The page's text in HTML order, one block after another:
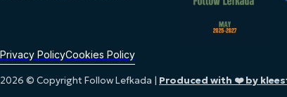
Privacy PolicyCookies Policy
2026 © Copyright Follow Lefkada | Produced with ❤️ by